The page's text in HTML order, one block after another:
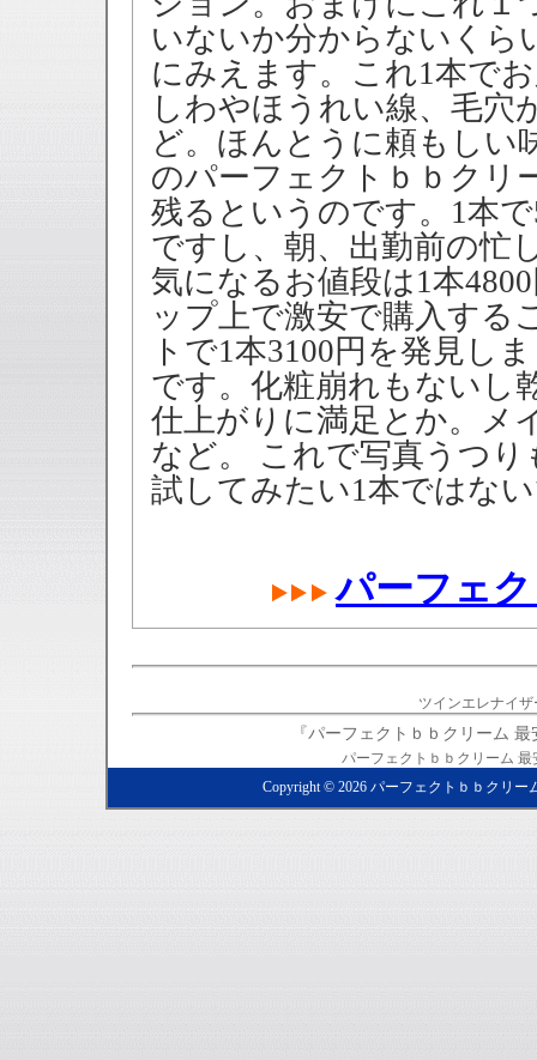
いないか分からないくら
にみえます。これ1本で
しわやほうれい線、毛穴
ど。ほんとうに頼もしい
のパーフェクトｂｂクリ
残るというのです。1本
ですし、朝、出勤前の忙
気になるお値段は1本
ップ上で激安で購入する
トで1本3100円を発見し
です。化粧崩れもないし
仕上がりに満足とか。メ
など。 これで写真うつ
試してみたい1本ではな
パーフェ
ツインエレナイザ
『パーフェクトｂｂクリーム
パーフェクトｂｂクリーム
Copyright © 2026 パーフェクトｂｂクリー